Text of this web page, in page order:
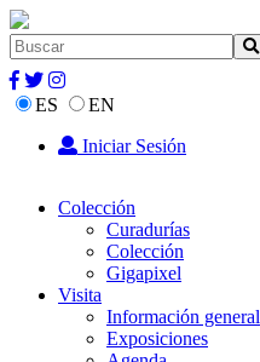
ES
EN
Iniciar Sesión
Colección
Curadurías
Colección
Gigapixel
Visita
Información general
Exposiciones